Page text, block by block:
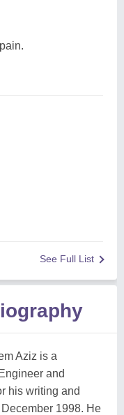
See Full List
Aziz is a
and
his writing and
1998. He